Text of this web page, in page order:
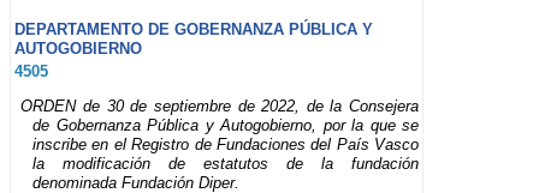
DEPARTAMENTO DE GOBERNANZA PÚBLICA Y
AUTOGOBIERNO
4505
ORDEN de 30 de septiembre de 2022, de la Consejera
de Gobernanza Pública y Autogobierno, por la que se
inscribe en el Registro de Fundaciones del País Vasco
la modificación de estatutos de la fundación
denominada Fundación Diper.